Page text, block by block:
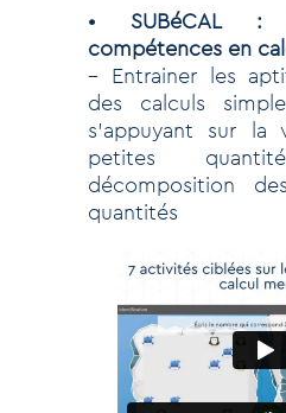
• SUBéCAL :
compétences en
– Entrainer les
des calculs
s’appuyant sur la
petites
décomposition
quantités